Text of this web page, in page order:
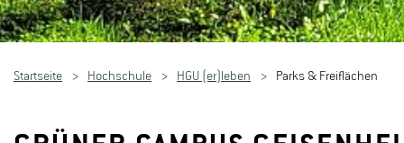
Startseite Hochschule HGU (er)leben Parks & Freiflächen